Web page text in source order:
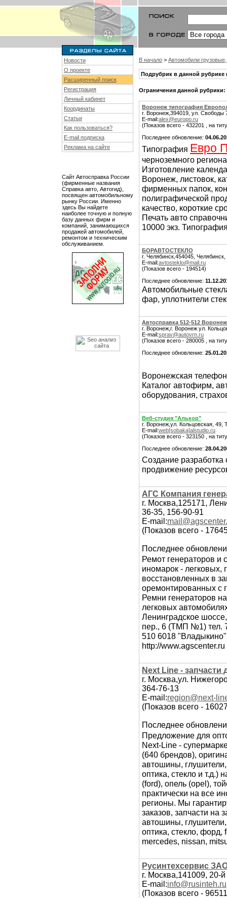
Новости
О проекте
Расширенный поиск
Регистрация
Личный кабинет
Координаты
Статьи
Как пользоваться?
E-mail подписка
Реклама на сайте
Сайт Автосправка России
(фирменные названия
Справка авто, Автогид),
посвящен автомобильному
рынку России. Именно
здесь Вы найдете
наиболее точную и полную
базу данных фирм и
компаний, занимающихся
продажей автомобилей,
ремонтом и техническим
обслуживанием.
В начало > Автомобили
Подрубрик в данной рубрике
Ограничения данной рубрики:
Воронеж типография
г. Воронеж,394019, ул.
E-mail:alex@europo.ru
(Показов всего - 432201 , на
Последнее обновление:
Типография Евро
черноземного
Изготовление
Воронеж, листовок,
фирменных папок,
полиграфической
качество, короткие
Печать авто
10000 экз.
БОРАВТОСТЕКЛО
г. Челябинск,454045,
E-mail:avtosteklo@mail.ru
(Показов всего - 194514)
Последнее обновление:
Автомобильные
фар, уплотнители
Автосправка 512-512 Воронеж
г. Воронеж,г. Воронеж ул.
E-mail:sprav@autovrn.ru
(Показов всего - 280005 , на
Последнее обновление:
Воронежская
Каталог автофирм,
оборудования,
Веб-студия "Алькор"
г. Воронеж,ул. Кольцовская, 49,
E-mail:web[sobaka]alstudio.ru
(Показов всего - 323150 , на
Последнее обновление:
Создание разработка
продвижение
АГС Компания
г. Москва,125171,
36-35, 156-90-91
E-mail:
(Показов всего -
Последнее
Ремот генераторов и
иномарок - легковых,
восстановленных в
оремонтированных с
Ремни генераторов
легковых
Ленинградское
пер., 6 (ТМП №1) тел.
510 6018
http://
Next Line - запчасти
г. Москва,ул.
364-76-13
E-mail:region@next-
(Показов всего -
Последнее
Предложение для
Next-Line -
(640 брендов),
автошины, глушители,
оптика, стекло и
(ford), опель (opel),
практически на все
регионы. Мы
заказов, запчасти
автошины, глушители,
оптика, стекло, форд,
mercedes, nissan,
Русинтехсервис
г. Москва,141009, 20-
E-mail:info@rusinteh.ru
(Показов всего -